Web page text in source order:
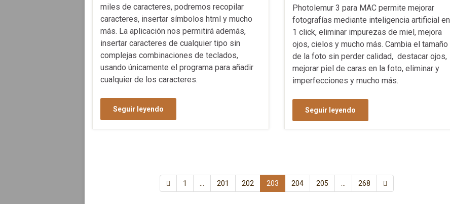
miles de caracteres, podremos recopilar
caracteres, insertar símbolos html y mucho
más. La aplicación nos permitirá además,
insertar caracteres de cualquier tipo sin
complejas combinaciones de teclados,
usando únicamente el programa para añadir
cualquier de los caracteres.
Seguir leyendo
Photolemur 3 para MAC permite mejorar
fotografías mediante inteligencia artificial en
1 click, eliminar impurezas de miel, mejora
ojos, cielos y mucho más. Cambia el tamaño
de la foto sin perder calidad, destacar ojos,
mejorar piel de caras en la foto, eliminar y
imperfecciones y mucho más.
Seguir leyendo
1 201 202 203 204 205 268